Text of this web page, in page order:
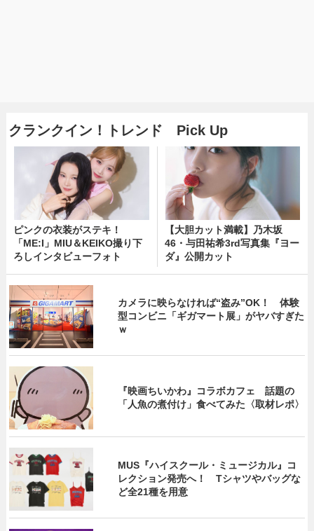
クランクイン！トレンド Pick Up
ピンクの衣装がステキ！
「ME:I」MIU＆KEIKO撮り下
ろしインタビューフォト
【大胆カット満載】乃木坂
46・与田祐希3rd写真集『ヨー
ダ』公開カット
カメラに映らなければ“盗み”OK！ 体験
型コンビニ「ギガマート展」がヤバすぎた
ｗ
『映画ちいかわ』コラボカフェ 話題の
「人魚の煮付け」食べてみた〈取材レポ〉
MUS『ハイスクール・ミュージカル』コ
レクション発売へ！ Tシャツやバッグな
ど全21種を用意